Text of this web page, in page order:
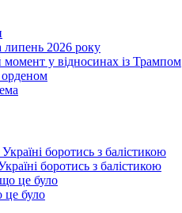
липень 2026 року
у відносинах із Трампом
боротись з балістикою
це було